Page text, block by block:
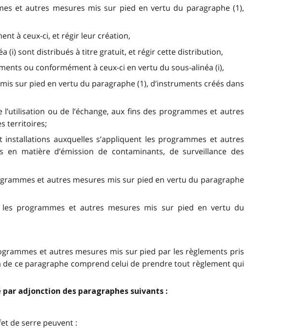
et autres mesures mis sur pied en vertu du paragraphe (1),
à ceux-ci, et régir leur création,
(i) sont distribués à titre gratuit, et régir cette distribution,
ou conformément à ceux-ci en vertu du sous-alinéa (i),
sur pied en vertu du paragraphe (1), d’instruments créés dans
ou de l’échange, aux fins des programmes et autres
territoires;
auxquelles s’appliquent les programmes et autres
matière d’émission de contaminants, de surveillance des
et autres mesures mis sur pied en vertu du paragraphe
programmes et autres mesures mis sur pied en vertu du
et autres mesures mis sur pied par les règlements pris
ce paragraphe comprend celui de prendre tout règlement qui
adjonction des paragraphes suivants :
de serre peuvent :